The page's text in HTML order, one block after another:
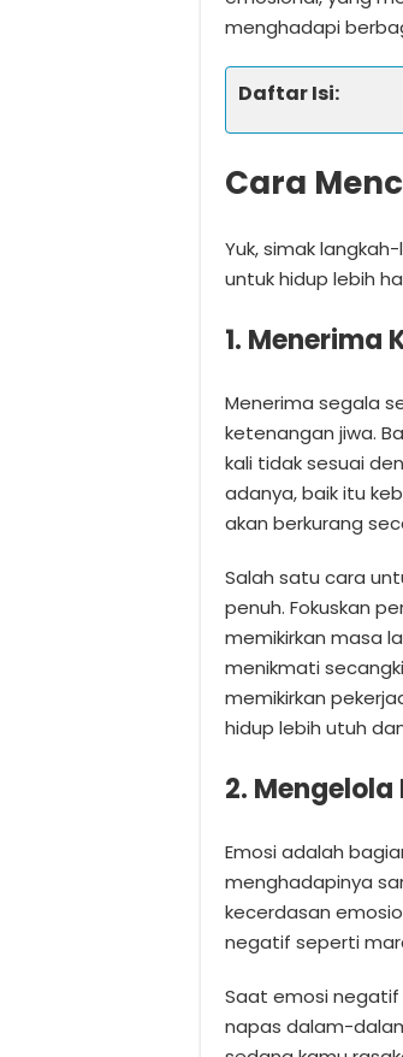
menghadapi
Daftar Isi:
Cara
Yuk, simak
untuk hidup lebih
1. Menerima
Menerima segala
ketenangan jiwa.
kali tidak sesuai
adanya, baik itu
akan berkurang
Salah satu cara
penuh. Fokuskan
memikirkan masa
menikmati
memikirkan
hidup lebih utuh
2.
Emosi adalah
menghadapinya
kecerdasan
negatif seperti
Saat emosi negatif
napas dalam-